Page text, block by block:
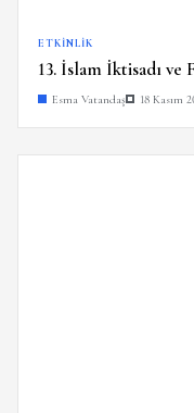
ETKINLIK
13. İslam İktisadı ve
Esma Vatandaş 18 Kasım